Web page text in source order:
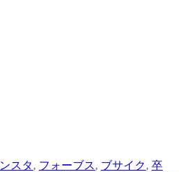
スタ, フォーブス, ブサイク, 卒